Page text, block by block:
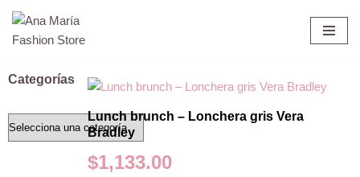
Saltar
contenido
Categorías
Lunch brunch – Lonchera gris Vera
Bradley
$1,133.00